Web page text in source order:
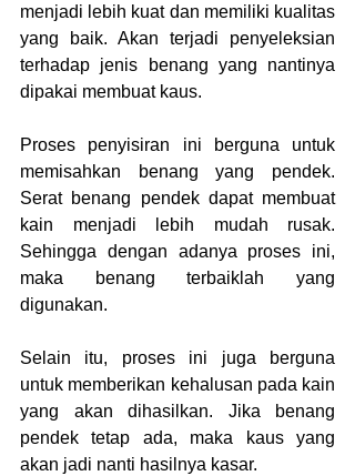
menjadi lebih kuat dan memiliki kualitas
yang baik. Akan terjadi penyeleksian
terhadap jenis benang yang nantinya
dipakai membuat kaus.
Proses penyisiran ini berguna untuk
memisahkan benang yang pendek.
Serat benang pendek dapat membuat
kain menjadi lebih mudah rusak.
Sehingga dengan adanya proses ini,
maka benang terbaiklah yang
digunakan.
Selain itu, proses ini juga berguna
untuk memberikan kehalusan pada kain
yang akan dihasilkan. Jika benang
pendek tetap ada, maka kaus yang
akan jadi nanti hasilnya kasar.